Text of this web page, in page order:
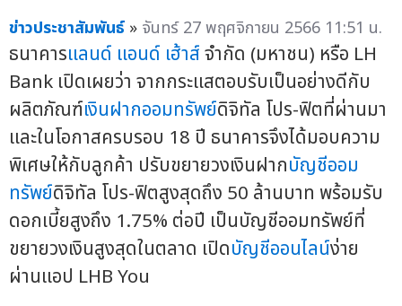
ข่าวประชาสัมพันธ์ » จันทร์ 27 พฤศจิกายน 2566 11:51 น.
ธนาคารแลนด์ แอนด์ เฮ้าส์จำกัด (มหาชน) หรือ LH
Bank เปิดเผยว่า จากกระแสตอบรับเป็นอย่างดีกับ
ผลิตภัณฑ์เงินฝากออมทรัพย์ดิจิทัล โปร-ฟิตที่ผ่านมา
และในโอกาสครบรอบ 18 ปี ธนาคารจึงได้มอบความ
พิเศษให้กับลูกค้า ปรับขยายวงเงินฝากบัญชีออม
ทรัพย์ดิจิทัล โปร-ฟิตสูงสุดถึง 50 ล้านบาท พร้อมรับ
ดอกเบี้ยสูงถึง 1.75% ต่อปี เป็นบัญชีออมทรัพย์ที่
ขยายวงเงินสูงสุดในตลาด เปิดบัญชีออนไลน์ง่าย
ผ่านแอป LHB You